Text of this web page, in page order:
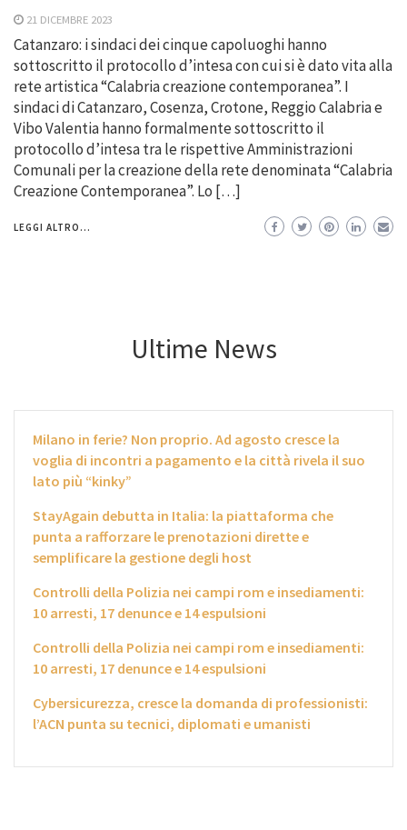
21 DICEMBRE 2023
Catanzaro: i sindaci dei cinque capoluoghi hanno
sottoscritto il protocollo d’intesa con cui si è dato vita alla
rete artistica “Calabria creazione contemporanea”. I
sindaci di Catanzaro, Cosenza, Crotone, Reggio Calabria e
Vibo Valentia hanno formalmente sottoscritto il
protocollo d’intesa tra le rispettive Amministrazioni
Comunali per la creazione della rete denominata “Calabria
Creazione Contemporanea”. Lo […]
LEGGI ALTRO...
Ultime News
Milano in ferie? Non proprio. Ad agosto cresce la
voglia di incontri a pagamento e la città rivela il suo
lato più “kinky”
StayAgain debutta in Italia: la piattaforma che
punta a rafforzare le prenotazioni dirette e
semplificare la gestione degli host
Controlli della Polizia nei campi rom e insediamenti:
10 arresti, 17 denunce e 14 espulsioni
Controlli della Polizia nei campi rom e insediamenti:
10 arresti, 17 denunce e 14 espulsioni
Cybersicurezza, cresce la domanda di professionisti:
l’ACN punta su tecnici, diplomati e umanisti